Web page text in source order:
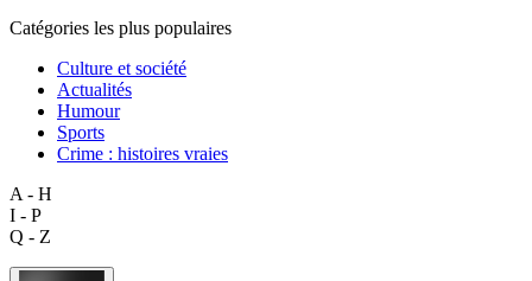
Catégories les plus populaires
Culture et société
Actualités
Humour
Sports
Crime : histoires vraies
A - H
I - P
Q - Z